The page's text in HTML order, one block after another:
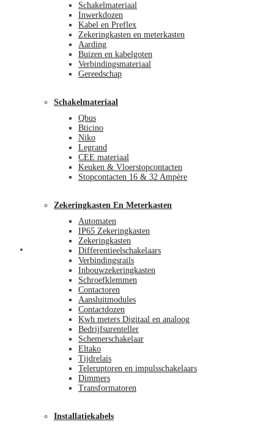
Schakelmateriaal
Inwerkdozen
Kabel en Preflex
Zekeringkasten en meterkasten
Aarding
Buizen en kabelgoten
Verbindingsmateriaal
Gereedschap
Schakelmateriaal
Qbus
Bticino
Niko
Legrand
CEE materiaal
Keuken & Vloerstopcontacten
Stopcontacten 16 & 32 Ampère
Zekeringkasten En Meterkasten
Automaten
IP65 Zekeringkasten
Zekeringkasten
Differentieelschakelaars
Verbindingsrails
Inbouwzekeringkasten
Schroefklemmen
Contactoren
Aansluitmodules
Contactdozen
Kwh meters Digitaal en analoog
Bedrijfsurenteller
Schemerschakelaar
Eltako
Tijdrelais
Teleruptoren en impulsschakelaars
Dimmers
Transformatoren
Installatiekabels